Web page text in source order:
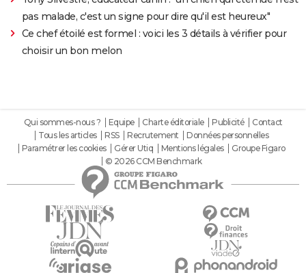
pas malade, c'est un signe pour dire qu'il est heureux"
Ce chef étoilé est formel : voici les 3 détails à vérifier pour
choisir un bon melon
Qui sommes-nous ? Equipe Charte éditoriale Publicité
Contact
Tous les articles
RSS Recrutement
Données personnelles
Paramétrer les cookies
Gérer Utiq Mentions légales
Groupe Figaro
© 2026 CCM Benchmark